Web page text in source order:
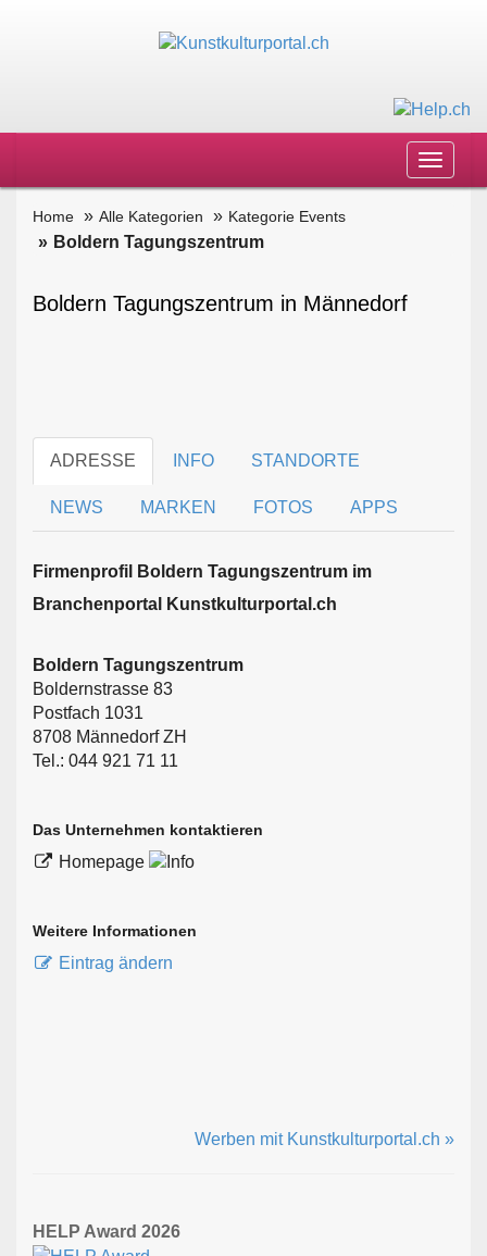
Toggle
Home Alle Kategorien Kategorie Events
Boldern Tagungszentrum
Boldern Tagungszentrum in Männedorf
ADRESSE INFO STANDORTE
NEWS MARKEN FOTOS APPS
Firmen­profil Boldern Tagungszentrum im
Branchen­portal Kunstkulturportal.ch
Boldern Tagungszentrum
Boldernstrasse 83
Postfach 1031
8708 Männedorf ZH
Tel.: 044 921 71 11
Das Unternehmen kontaktieren
Homepage
Weitere Informationen
Eintrag ändern
Werben mit Kunstkulturportal.ch »
HELP Award 2026